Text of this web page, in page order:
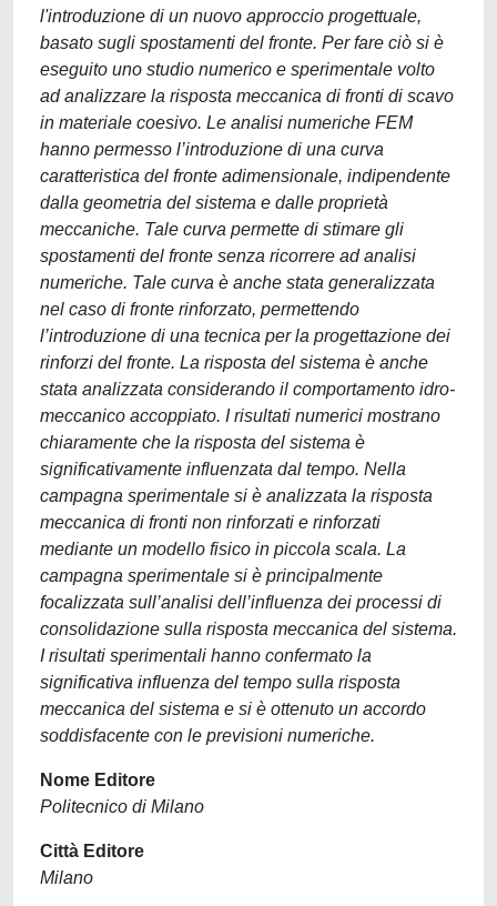
l'introduzione di un nuovo approccio progettuale,
basato sugli spostamenti del fronte. Per fare ciò si è
eseguito uno studio numerico e sperimentale volto
ad analizzare la risposta meccanica di fronti di scavo
in materiale coesivo. Le analisi numeriche FEM
hanno permesso l’introduzione di una curva
caratteristica del fronte adimensionale, indipendente
dalla geometria del sistema e dalle proprietà
meccaniche. Tale curva permette di stimare gli
spostamenti del fronte senza ricorrere ad analisi
numeriche. Tale curva è anche stata generalizzata
nel caso di fronte rinforzato, permettendo
l’introduzione di una tecnica per la progettazione dei
rinforzi del fronte. La risposta del sistema è anche
stata analizzata considerando il comportamento idro-
meccanico accoppiato. I risultati numerici mostrano
chiaramente che la risposta del sistema è
significativamente influenzata dal tempo. Nella
campagna sperimentale si è analizzata la risposta
meccanica di fronti non rinforzati e rinforzati
mediante un modello fisico in piccola scala. La
campagna sperimentale si è principalmente
focalizzata sull’analisi dell’influenza dei processi di
consolidazione sulla risposta meccanica del sistema.
I risultati sperimentali hanno confermato la
significativa influenza del tempo sulla risposta
meccanica del sistema e si è ottenuto un accordo
soddisfacente con le previsioni numeriche.
Nome Editore
Politecnico di Milano
Città Editore
Milano